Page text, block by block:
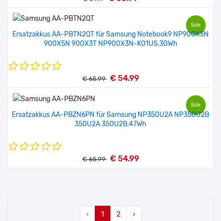
Sale
Ersatzakkus AA-PBTN2QT für Samsung Notebook9 NP900X3N
900X5N 900X3T NP900X3N-K01US,30Wh
€ 65.99 € 54.99
Sale
Ersatzakkus AA-PBZN6PN für Samsung NP350U2A NP350U2B
350U2A 350U2B,47Wh
€ 65.99 € 54.99
‹ 1 2 ›